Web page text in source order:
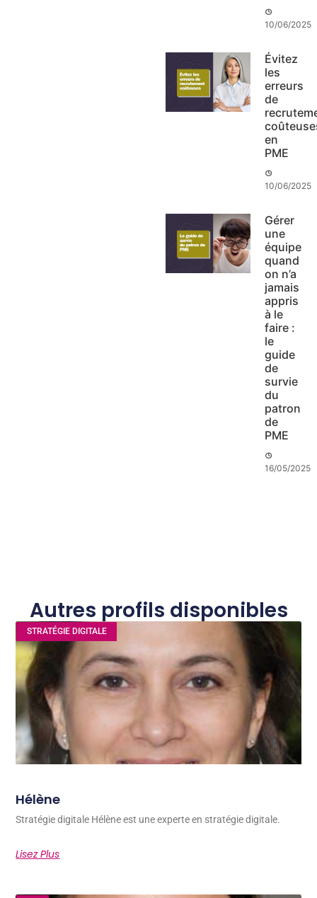
10/06/2025
Évitez
les
erreurs
de
en
PME
10/06/2025
Gérer
une
équipe
quand
on n’a
jamais
appris
à le
faire :
le
guide
de
survie
du
patron
de
PME
16/05/2025
Autres profils disponibles
STRATÉGIE DIGITALE
Hélène
Stratégie digitale Hélène est une experte en stratégie digitale.
Lisez Plus